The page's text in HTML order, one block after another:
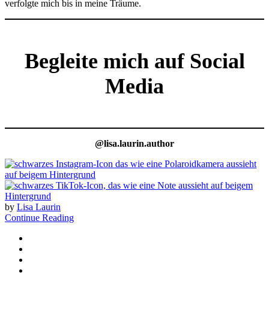
verfolgte mich bis in meine Träume.
Begleite mich auf Social
Media
@lisa.laurin.author
by Lisa Laurin
Continue Reading